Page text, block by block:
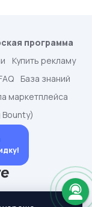
программа
Купить рекламу
База знаний
маркетплейса